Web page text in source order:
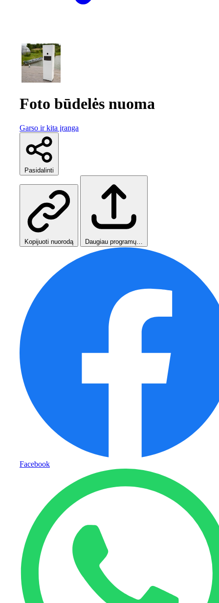
Foto būdelės nuoma
Garso ir kita įranga
Pasidalinti
Kopijuoti nuorodą Daugiau programų…
Facebook